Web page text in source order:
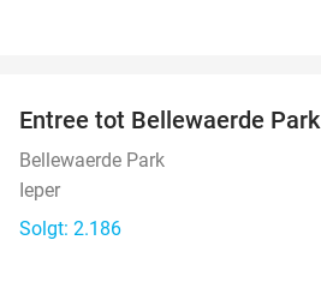
Entree tot Bellewaerde Park
Bellewaerde Park
Ieper
Solgt: 2.186